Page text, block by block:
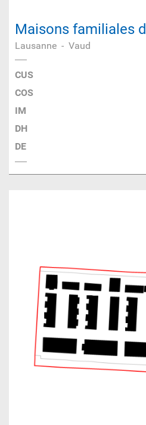
Maisons familiales
Lausanne - Vaud
CUS
COS
IM
DH
DE